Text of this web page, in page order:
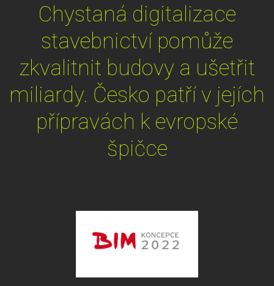
Chystaná digitalizace
stavebnictví pomůže
zkvalitnit budovy a ušetřit
miliardy. Česko patří v jejích
přípravách k evropské
špičce